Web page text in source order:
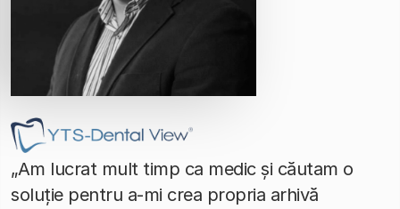
„Am lucrat mult timp ca medic și căutam o
soluție pentru a-mi crea propria arhivă